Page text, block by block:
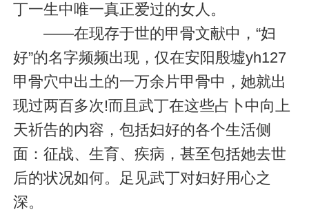
丁一生中唯一真正爱过的女人。
——在现存于世的甲骨文献中，“妇
好”的名字频频出现，仅在安阳殷墟yh127
甲骨穴中出土的一万余片甲骨中，她就出
现过两百多次!而且武丁在这些占卜中向上
天祈告的内容，包括妇好的各个生活侧
面：征战、生育、疾病，甚至包括她去世
后的状况如何。足见武丁对妇好用心之
深。